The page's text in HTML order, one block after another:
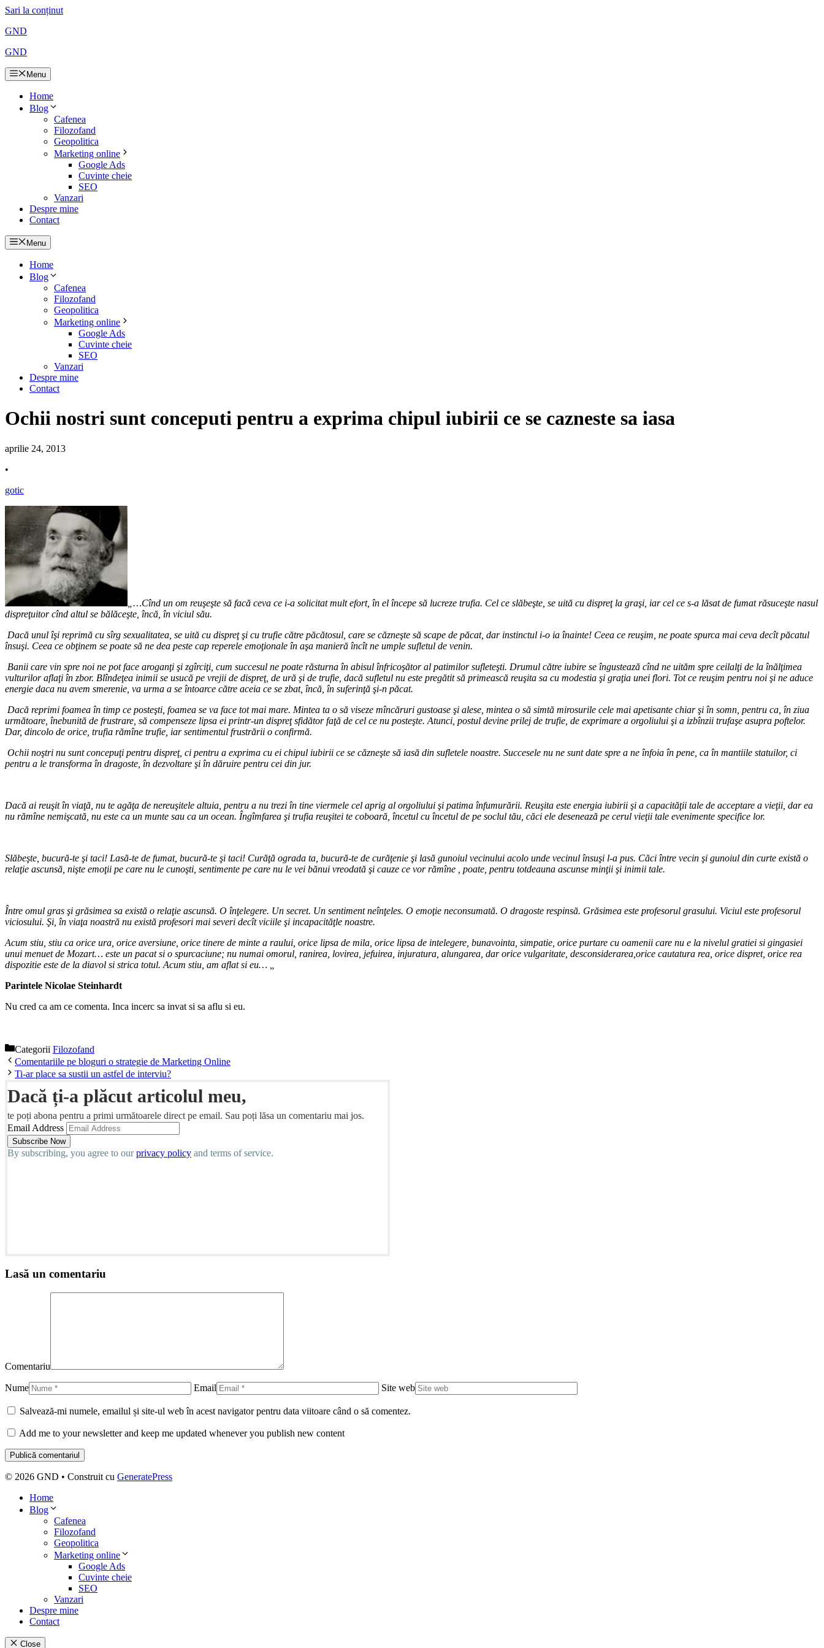
Sari la conținut
GND
GND
Menu
Home
Blog
Cafenea
Filozofand
Geopolitica
Marketing online
Google Ads
Cuvinte cheie
SEO
Vanzari
Despre mine
Contact
Menu
Home
Blog
Cafenea
Filozofand
Geopolitica
Marketing online
Google Ads
Cuvinte cheie
SEO
Vanzari
Despre mine
Contact
Ochii nostri sunt conceputi pentru a exprima chipul iubirii ce se cazneste sa iasa
aprilie 24, 2013
•
gotic
„…Cînd un om reuşeşte să facă ceva ce i-a solicitat mult efort, în el începe să lucreze trufia. Cel ce slăbeşte, se uită cu dispreţ la graşi, iar cel ce s-a lăsat de fumat răsuceşte nasul
dispreţuitor cînd altul se bălăceşte, încă, în viciul său.
Dacă unul îşi reprimă cu sîrg sexualitatea, se uită cu dispreţ şi cu trufie către păcătosul, care se căzneşte să scape de păcat, dar instinctul i-o ia înainte! Ceea ce reuşim, ne poate spurca mai ceva decît păcatul
însuşi. Ceea ce obţinem se poate să ne dea peste cap reperele emoţionale în aşa manieră încît ne umple sufletul de venin.
Banii care vin spre noi ne pot face aroganţi şi zgîrciţi, cum succesul ne poate răsturna în abisul înfricoşător al patimilor sufleteşti. Drumul către iubire se îngustează cînd ne uităm spre ceilalţi de la înălţimea
vulturilor aflaţi în zbor. Blîndeţea inimii se usucă pe vrejii de dispreţ, de ură şi de trufie, dacă sufletul nu este pregătit să primească reuşita sa cu modestia şi graţia unei flori. Tot ce reuşim pentru noi şi ne aduce
energie daca nu avem smerenie, va urma a se întoarce către aceia ce se zbat, încă, în suferinţă şi-n păcat.
Dacă reprimi foamea în timp ce posteşti, foamea se va face tot mai mare. Mintea ta o să viseze mîncăruri gustoase şi alese, mintea o să simtă mirosurile cele mai apetisante chiar şi în somn, pentru ca, în ziua
următoare, înebunită de frustrare, să compenseze lipsa ei printr-un dispreţ sfidător faţă de cel ce nu posteşte. Atunci, postul devine prilej de trufie, de exprimare a orgoliului şi a izbînzii trufaşe asupra poftelor.
Dar, dincolo de orice, trufia rămîne trufie, iar sentimentul frustrării o confirmă.
Ochii noştri nu sunt concepuţi pentru dispreţ, ci pentru a exprima cu ei chipul iubirii ce se căzneşte să iasă din sufletele noastre. Succesele nu ne sunt date spre a ne înfoia în pene, ca în mantiile statuilor, ci
pentru a le transforma în dragoste, în dezvoltare şi în dăruire pentru cei din jur.
Dacă ai reuşit în viaţă, nu te agăţa de nereuşitele altuia, pentru a nu trezi în tine viermele cel aprig al orgoliului şi patima înfumurării. Reuşita este energia iubirii şi a capacităţii tale de acceptare a vieţii, dar ea
nu rămîne nemişcată, nu este ca un munte sau ca un ocean. Îngîmfarea şi trufia reuşitei te coboară, încetul cu încetul de pe soclul tău, căci ele desenează pe cerul vieţii tale evenimente specifice lor.
Slăbeşte, bucură-te şi taci! Lasă-te de fumat, bucură-te şi taci! Curăţă ograda ta, bucură-te de curăţenie şi lasă gunoiul vecinului acolo unde vecinul însuşi l-a pus. Căci între vecin şi gunoiul din curte există o
relaţie ascunsă, nişte emoţii pe care nu le cunoşti, sentimente pe care nu le vei bănui vreodată şi cauze ce vor rămîne , poate, pentru totdeauna ascunse minţii şi inimii tale.
Între omul gras şi grăsimea sa există o relaţie ascunsă. O înţelegere. Un secret. Un sentiment neînţeles. O emoţie neconsumată. O dragoste respinsă. Grăsimea este profesorul grasului. Viciul este profesorul
viciosului. Şi, în viaţa noastră nu există profesori mai severi decît viciile şi incapacităţle noastre.
Acum stiu, stiu ca orice ura, orice aversiune, orice tinere de minte a raului, orice lipsa de mila, orice lipsa de intelegere, bunavointa, simpatie, orice purtare cu oamenii care nu e la nivelul gratiei si gingasiei
unui menuet de Mozart… este un pacat si o spurcaciune; nu numai omorul, ranirea, lovirea, jefuirea, injuratura, alungarea, dar orice vulgaritate, desconsiderarea,orice cautatura rea, orice dispret, orice rea
dispozitie este de la diavol si strica totul. Acum stiu, am aflat si eu… „
Parintele Nicolae Steinhardt
Nu cred ca am ce comenta. Inca incerc sa invat si sa aflu si eu.
Categorii Filozofand
Comentariile pe bloguri o strategie de Marketing Online
Ti-ar place sa sustii un astfel de interviu?
Dacă ți-a plăcut articolul meu,
te poți abona pentru a primi următoarele direct pe email. Sau poți lăsa un comentariu mai jos.
Email Address
By subscribing, you agree to ourprivacy policy and terms of service.
Lasă un comentariu
Comentariu
Nume Email Site web
Salvează-mi numele, emailul și site-ul web în acest navigator pentru data viitoare când o să comentez.
Add me to your newsletter and keep me updated whenever you publish new content
© 2026 GND • Construit cu GeneratePress
Home
Blog
Cafenea
Filozofand
Geopolitica
Marketing online
Google Ads
Cuvinte cheie
SEO
Vanzari
Despre mine
Contact
Close